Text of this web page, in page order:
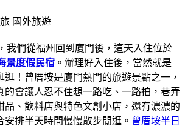
國外旅遊
我們從福州回到廈門後，這天入住位於
景度假民宿 。辦理好入住後，當然就是
逛！曾厝垵是廈門熱門的旅遊景點之一，
的會讓人忍不住想一路吃、一路拍，巷弄
品、飲料店與特色文創小店，還有濃濃的
安排半天時間慢慢散步閒逛。 曾厝垵半日